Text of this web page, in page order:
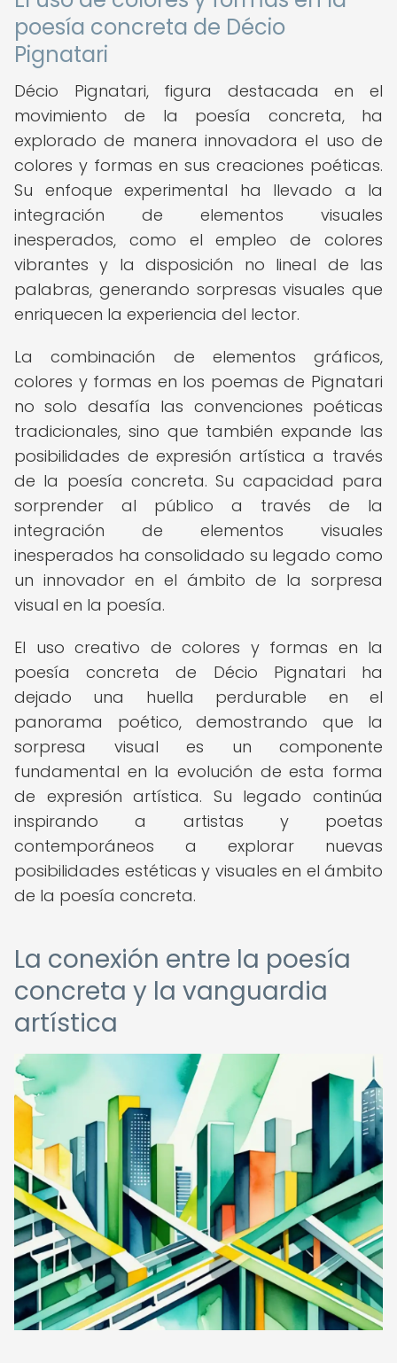
poesía concreta de Décio
Pignatari
Décio Pignatari, figura destacada en el
movimiento de la poesía concreta, ha
explorado de manera innovadora el uso de
colores y formas en sus creaciones poéticas.
Su enfoque experimental ha llevado a la
integración de elementos visuales
inesperados, como el empleo de colores
vibrantes y la disposición no lineal de las
palabras, generando sorpresas visuales que
enriquecen la experiencia del lector.
La combinación de elementos gráficos,
colores y formas en los poemas de Pignatari
no solo desafía las convenciones poéticas
tradicionales, sino que también expande las
posibilidades de expresión artística a través
de la poesía concreta. Su capacidad para
sorprender al público a través de la
integración de elementos visuales
inesperados ha consolidado su legado como
un innovador en el ámbito de la sorpresa
visual en la poesía.
El uso creativo de colores y formas en la
poesía concreta de Décio Pignatari ha
dejado una huella perdurable en el
panorama poético, demostrando que la
sorpresa visual es un componente
fundamental en la evolución de esta forma
de expresión artística. Su legado continúa
inspirando a artistas y poetas
contemporáneos a explorar nuevas
posibilidades estéticas y visuales en el ámbito
de la poesía concreta.
La conexión entre la poesía
concreta y la vanguardia
artística